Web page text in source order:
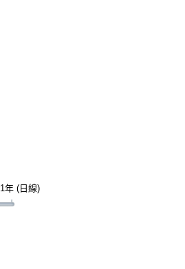
1年 (日線)